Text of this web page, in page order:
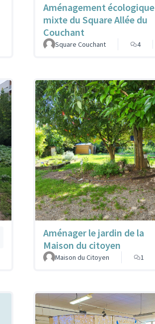
Aménagement écologique
mixte du Square Allée du
Couchant
Square Couchant 4
Aménager le jardin de la
Maison du citoyen
Maison du Citoyen
1